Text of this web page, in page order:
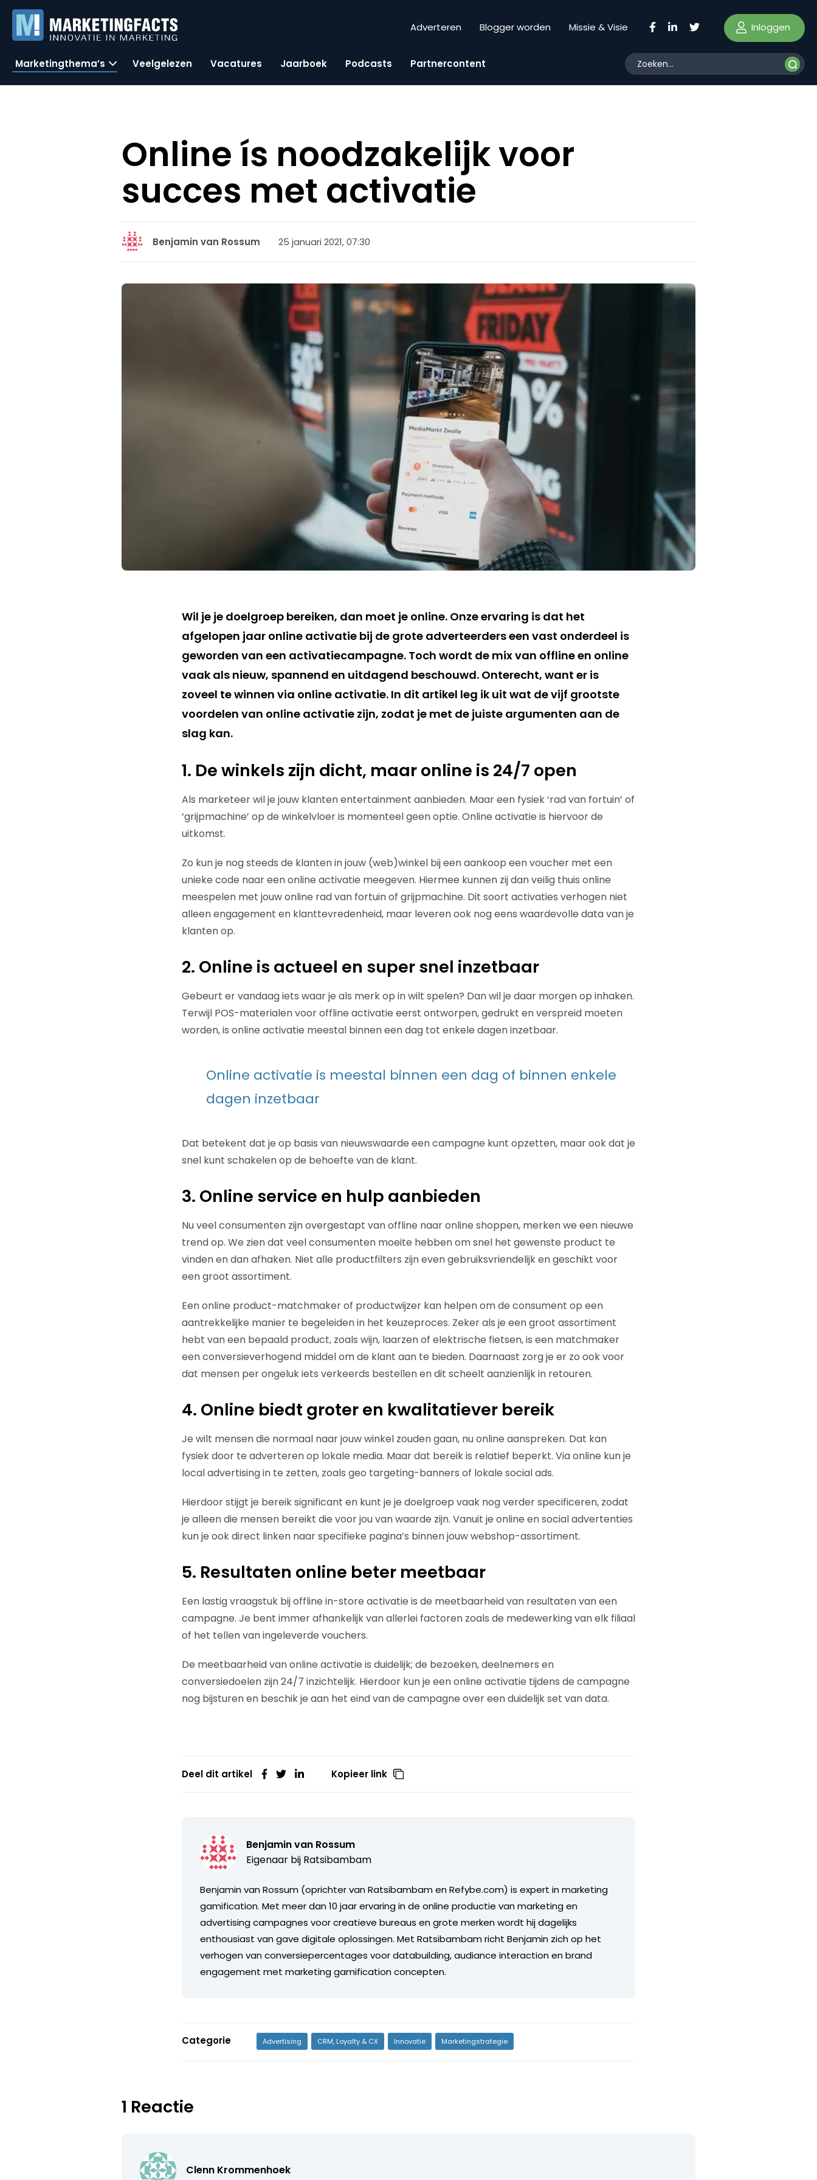
Adverteren Blogger worden Missie & Visie Inloggen
Marketingthema’s Veelgelezen Vacatures Jaarboek Podcasts Partnercontent
Online ís noodzakelijk voor
succes met activatie
Benjamin van Rossum 25 januari 2021, 07:30
Wil je je doelgroep bereiken, dan moet je online. Onze ervaring is dat het
afgelopen jaar online activatie bij de grote adverteerders een vast onderdeel is
geworden van een activatiecampagne. Toch wordt de mix van offline en online
vaak als nieuw, spannend en uitdagend beschouwd. Onterecht, want er is
zoveel te winnen via online activatie. In dit artikel leg ik uit wat de vijf grootste
voordelen van online activatie zijn, zodat je met de juiste argumenten aan de
slag kan.
1. De winkels zijn dicht, maar online is 24/7 open
Als marketeer wil je jouw klanten entertainment aanbieden. Maar een fysiek ‘rad van fortuin’ of
‘grijpmachine’ op de winkelvloer is momenteel geen optie. Online activatie is hiervoor de
uitkomst.
Zo kun je nog steeds de klanten in jouw (web)winkel bij een aankoop een voucher met een
unieke code naar een online activatie meegeven. Hiermee kunnen zij dan veilig thuis online
meespelen met jouw online rad van fortuin of grijpmachine. Dit soort activaties verhogen niet
alleen engagement en klanttevredenheid, maar leveren ook nog eens waardevolle data van je
klanten op.
2. Online is actueel en super snel inzetbaar
Gebeurt er vandaag iets waar je als merk op in wilt spelen? Dan wil je daar morgen op inhaken.
Terwijl POS-materialen voor offline activatie eerst ontworpen, gedrukt en verspreid moeten
worden, is online activatie meestal binnen een dag tot enkele dagen inzetbaar.
Online activatie is meestal binnen een dag of binnen enkele
dagen inzetbaar
Dat betekent dat je op basis van nieuwswaarde een campagne kunt opzetten, maar ook dat je
snel kunt schakelen op de behoefte van de klant.
3. Online service en hulp aanbieden
Nu veel consumenten zijn overgestapt van offline naar online shoppen, merken we een nieuwe
trend op. We zien dat veel consumenten moeite hebben om snel het gewenste product te
vinden en dan afhaken. Niet alle productfilters zijn even gebruiksvriendelijk en geschikt voor
een groot assortiment.
Een online product-matchmaker of productwijzer kan helpen om de consument op een
aantrekkelijke manier te begeleiden in het keuzeproces. Zeker als je een groot assortiment
hebt van een bepaald product, zoals wijn, laarzen of elektrische fietsen, is een matchmaker
een conversieverhogend middel om de klant aan te bieden. Daarnaast zorg je er zo ook voor
dat mensen per ongeluk iets verkeerds bestellen en dit scheelt aanzienlijk in retouren.
4. Online biedt groter en kwalitatiever bereik
Je wilt mensen die normaal naar jouw winkel zouden gaan, nu online aanspreken. Dat kan
fysiek door te adverteren op lokale media. Maar dat bereik is relatief beperkt. Via online kun je
local advertising in te zetten, zoals geo targeting-banners of lokale social ads.
Hierdoor stijgt je bereik significant en kunt je je doelgroep vaak nog verder specificeren, zodat
je alleen die mensen bereikt die voor jou van waarde zijn. Vanuit je online en social advertenties
kun je ook direct linken naar specifieke pagina’s binnen jouw webshop-assortiment.
5. Resultaten online beter meetbaar
Een lastig vraagstuk bij offline in-store activatie is de meetbaarheid van resultaten van een
campagne. Je bent immer afhankelijk van allerlei factoren zoals de medewerking van elk filiaal
of het tellen van ingeleverde vouchers.
De meetbaarheid van online activatie is duidelijk; de bezoeken, deelnemers en
conversiedoelen zijn 24/7 inzichtelijk. Hierdoor kun je een online activatie tijdens de campagne
nog bijsturen en beschik je aan het eind van de campagne over een duidelijk set van data.
Deel dit artikel Kopieer link
Benjamin van Rossum
Eigenaar bij Ratsibambam
Benjamin van Rossum (oprichter van Ratsibambam en Refybe.com) is expert in marketing
gamification. Met meer dan 10 jaar ervaring in de online productie van marketing en
advertising campagnes voor creatieve bureaus en grote merken wordt hij dagelijks
enthousiast van gave digitale oplossingen. Met Ratsibambam richt Benjamin zich op het
verhogen van conversiepercentages voor databuilding, audiance interaction en brand
engagement met marketing gamification concepten.
Categorie Advertising CRM, Loyalty & CX Innovatie Marketingstrategie
1 Reactie
Clenn Krommenhoek